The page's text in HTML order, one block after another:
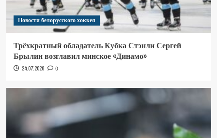
Новости белорусского хоккея
Трёхкратный обладатель Кубка Стэнли Сергей
Брылин возглавил минское «Динамо»
24.07.2026 0